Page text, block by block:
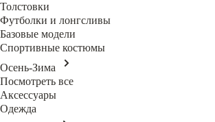
Толстовки
Футболки и лонгсливы
Базовые модели
Спортивные костюмы
Осень-Зима
Посмотреть все
Аксессуары
Одежда